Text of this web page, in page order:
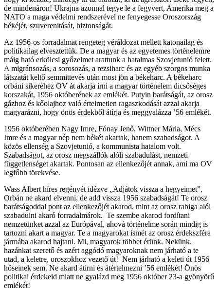
de mindenáron! Ukrajna azonnal tegye le a fegyvert, Amerika meg a
NATO a maga védelmi rendszerével ne fenyegesse Oroszország
békéjét, szuverenitását, biztonságát.
Az 1956-os forradalmat rengeteg véráldozat mellett katonailag és
politikailag elvesztettük. De a magyar és az egyetemes történelemre
máig ható erkölcsi győzelmet arattunk a hatalmas Szovjetunió felett.
A migránsozás, a sorosozás, a rezsiharc és az egyéb szorgos munka
látszatát keltő semmittevés után most jön a békeharc. A békeharc
orbáni sikeréhez OV át akarja írni a magyar történelem dicsőséges
korszakát, 1956 októberének az emlékét. Putyin barátságát, az orosz
gázhoz és kőolajhoz való értelmetlen ragaszkodását azzal akarja
magyarázni, hogy önös érdekből átírja és meggyalázza ’56 emlékét.
1956 októberében Nagy Imre, Fónay Jenő, Wittner Mária, Mécs
Imre és a magyar nép nem békét akartak, hanem szabadságot. A
közös ellenség a Szovjetunió, a kommunista hatalom volt.
Szabadságot, az orosz megszállók alóli szabadulást, nemzeti
függetlenséget akartak. Pontosan az ellenkezőjét annak, ami ma OV
legfőbb törekvése.
Wass Albert híres regényét idézve „Adjátok vissza a hegyeimet”,
Orbán ne akard elvenni, de add vissza 1956 szabadságát! Te orosz
barátságoddal pont az ellenkezőjét akarod, mint az orosz rabiga alól
szabadulni akaró forradalmárok. Te szembe akarod fordítani
nemzetünket azzal az Európával, ahová történelme során mindig is
tartozni akart a magyar. Te a magyarokat ismét az orosz érdekszféra
jármába akarod hajtani. Mi, magyarok többet érünk. Nekünk,
hazánkat szerető és azért aggódó magyaroknak nem járható a te
utad, a keletre, oroszokhoz vezető út! Nem járható a keleti út 1956
hőseinek sem. Ne akard átírni és átértelmezni ’56 emlékét! Önös
politikai érdekeid miatt ne gyalázd meg 1956 október 23-a gyönyörű
emlékét!